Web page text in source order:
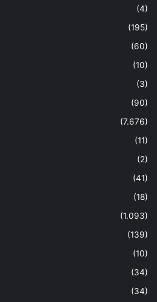
(4)
(195)
(60)
(10)
(3)
(90)
(7.676)
(11)
(2)
(41)
(18)
(1.093)
(139)
(10)
(34)
(34)